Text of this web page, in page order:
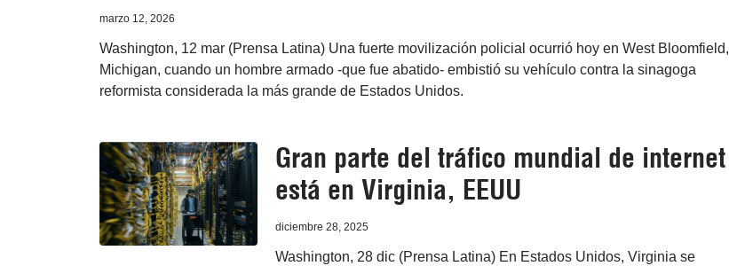
marzo 12, 2026
Washington, 12 mar (Prensa Latina) Una fuerte movilización policial ocurrió hoy en West Bloomfield,
Michigan, cuando un hombre armado -que fue abatido- embistió su vehículo contra la sinagoga
reformista considerada la más grande de Estados Unidos.
Gran parte del tráfico mundial de internet
está en Virginia, EEUU
diciembre 28, 2025
Washington, 28 dic (Prensa Latina) En Estados Unidos, Virginia se